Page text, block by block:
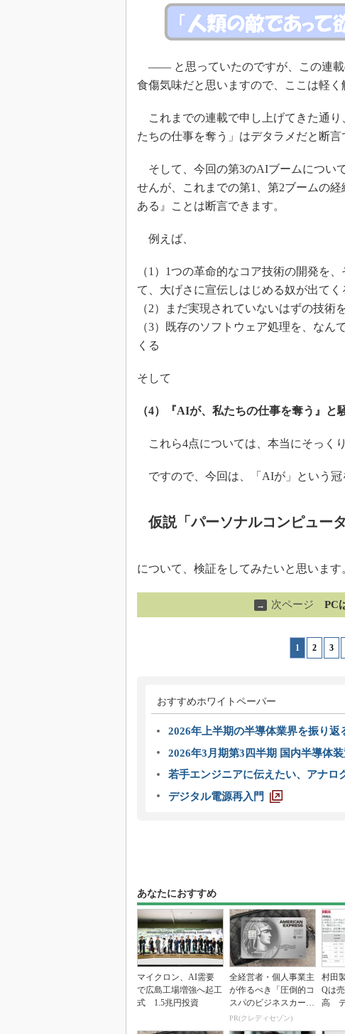
―― と思っていたのですが、この連載
食傷気味だと思いますので、ここは軽く
これまでの連載で申し上げてきた通
たちの仕事を奪う」はデタラメだと断言
そして、今回の第3のAIブームについ
せんが、これまでの第1、第2ブームの
ある』ことは断言できます。
例えば、
（1）1つの革命的なコア技術の開発を
て、大げさに宣伝しはじめる奴が出てく
（2）まだ実現されていないはずの技
（3）既存のソフトウェア処理を、な
くる
そして
（4）『AIが、私たちの仕事を奪う』と
これら4点については、本当にそっくり
ですので、今回は、「AIが」という冠
仮説「パーソナルコンピュー
について、検証をしてみたいと思います
→ 次ページ PC
1 2 3
おすすめホワイトペーパー
2026年上半期の半導体業界を振り
2026年3月期第3四半期 国内半導体
若手エンジニアに伝えたい、アナロ
デジタル電源再入門
あなたにおすすめ
マイクロン、AI需要
で広島工場増強へ起工
式 1.5兆円投資
全経営者・個人事業主
が作るべき「圧倒的コ
スパのビジネスカー
ド」
PR(クレディセゾン)
村田
Qは
高 デ